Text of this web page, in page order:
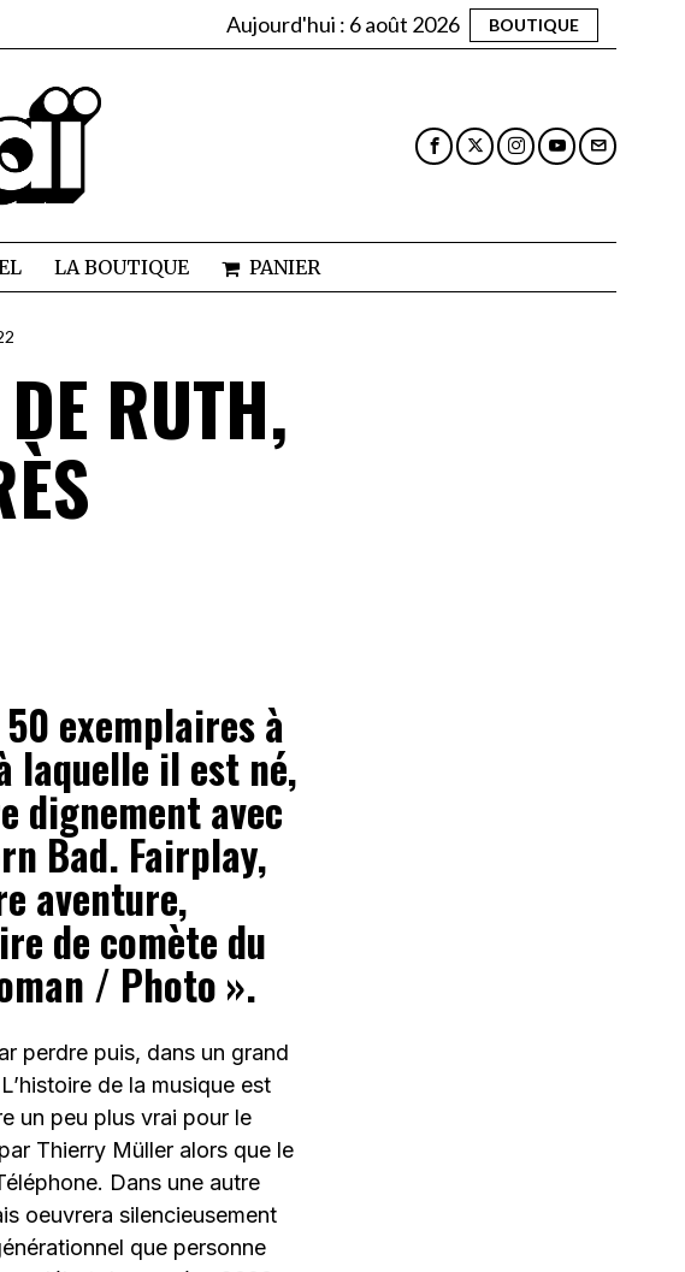
Aujourd'hui : 6 août 2026 BOUTIQUE
LA BOUTIQUE PANIER
RUTH,
50 exemplaires à
laquelle il est né,
dignement avec
Bad. Fairplay,
aventure,
de comète du
/ Photo ».
perdre puis, dans un grand
de la musique est
un peu plus vrai pour le
Thierry Müller alors que le
Dans une autre
oeuvrera silencieusement
que personne